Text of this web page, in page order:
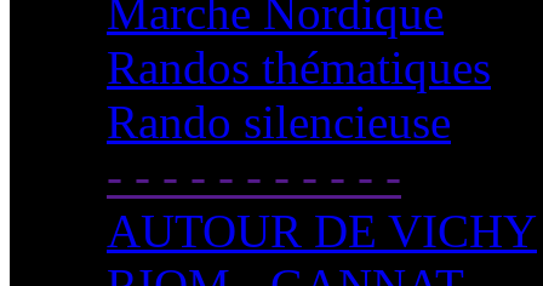
Marche Nordique
Randos thématiques
Rando silencieuse
- - - - - - - - - - -
AUTOUR DE VICHY